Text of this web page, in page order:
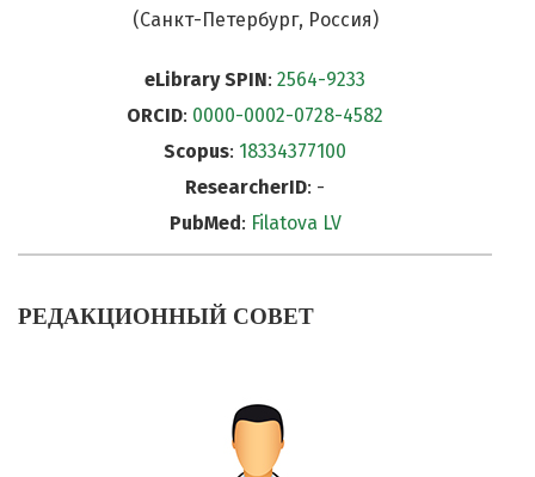
(Санкт-Петербург, Россия)
eLibrary SPIN:2564-9233
ORCID: 0000-0002-0728-4582
Scopus: 18334377100
ResearcherID: -
PubMed: Filatova LV
РЕДАКЦИОННЫЙ СОВЕТ